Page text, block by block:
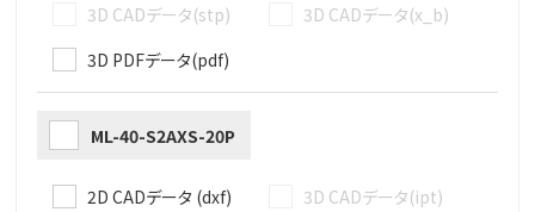
3D CADデータ(stp)
3D CADデータ(x_b)
3D PDFデータ(pdf)
ML-40-S2AXS-20P
2D CADデータ (dxf)
3D CADデータ(ipt)